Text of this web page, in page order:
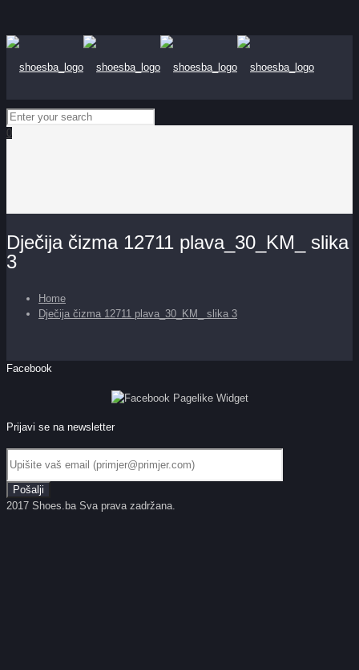
0
Dječija čizma 12711 plava_30_KM_ slika
3
Home
Dječija čizma 12711 plava_30_KM_ slika 3
Facebook
Prijavi se na newsletter
2017 Shoes.ba Sva prava zadržana.